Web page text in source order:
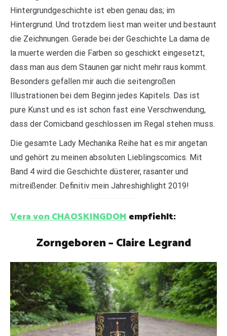
Hintergrundgeschichte ist eben genau das; im
Hintergrund. Und trotzdem liest man weiter und bestaunt
die Zeichnungen. Gerade bei der Geschichte La dama de
la muerte werden die Farben so geschickt eingesetzt,
dass man aus dem Staunen gar nicht mehr raus kommt.
Besonders gefallen mir auch die seitengroßen
Illustrationen bei dem Beginn jedes Kapitels. Das ist
pure Kunst und es ist schon fast eine Verschwendung,
dass der Comicband geschlossen im Regal stehen muss.
Die gesamte Lady Mechanika Reihe hat es mir angetan
und gehört zu meinen absoluten Lieblingscomics. Mit
Band 4 wird die Geschichte düsterer, rasanter und
mitreißender. Definitiv mein Jahreshighlight 2019!
Vera von CHAOSKINGDOMempfiehlt:
Zorngeboren – Claire Legrand